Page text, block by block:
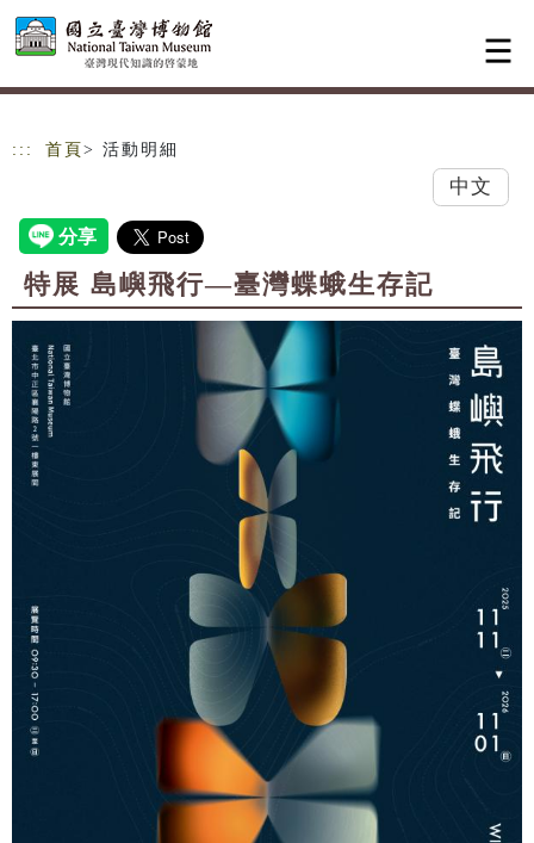
跳到主要內容
網站導覽
::: 首頁 > 活動明細
中文
特展 島嶼飛行—臺灣蝶蛾生存記